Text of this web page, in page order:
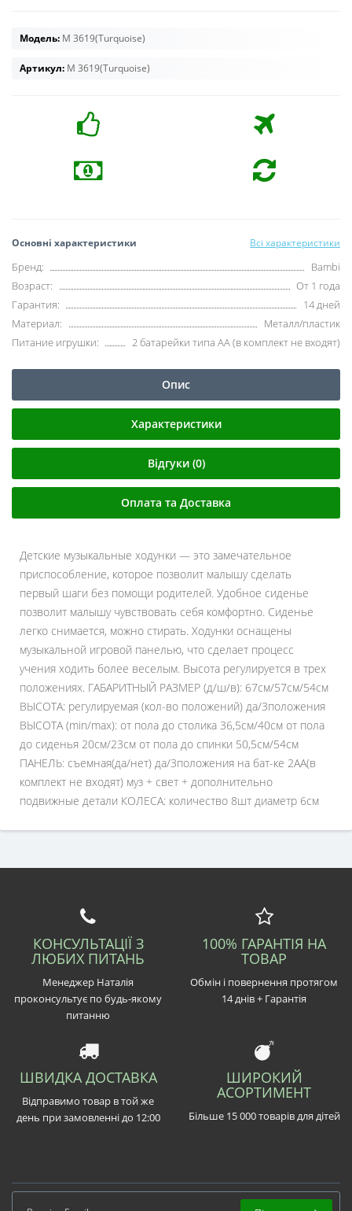
Модель: M 3619(Turquoise)
Артикул: M 3619(Turquoise)
Основні характеристики Всі характеристики
Бренд:
Bambi
Возраст:
От 1 года
Гарантия:
14 дней
Материал:
Металл/пластик
Питание игрушки:
2 батарейки типа АА (в комплект не входят)
Опис
Характеристики
Відгуки (0)
Оплата та Доставка
Детские музыкальные ходунки — это замечательное
приспособление, которое позволит малышу сделать
первый шаги без помощи родителей. Удобное сиденье
позволит малышу чувствовать себя комфортно. Сиденье
легко снимается, можно стирать. Ходунки оснащены
музыкальной игровой панелью, что сделает процесс
учения ходить более веселым. Высота регулируется в трех
положениях. ГАБАРИТНЫЙ РАЗМЕР (д/ш/в): 67см/57см/54см
ВЫСОТА: регулируемая (кол-во положений) да/3положения
ВЫСОТА (min/max): от пола до столика 36,5см/40см от пола
до сиденья 20см/23см от пола до спинки 50,5см/54см
ПАНЕЛЬ: съемная(да/нет) да/3положения на бат-ке 2АА(в
комплект не входят) муз + свет + дополнительно
подвижные детали КОЛЕСА: количество 8шт диаметр 6см
КОНСУЛЬТАЦІЇ З
ЛЮБИХ ПИТАНЬ
Менеджер Наталія
проконсультує по будь-якому
питанню
100% ГАРАНТІЯ НА
ТОВАР
Обмін і повернення протягом
14 днів + Гарантія
ШВИДКА ДОСТАВКА
Відправимо товар в той же
день при замовленні до 12:00
ШИРОКИЙ
АСОРТИМЕНТ
Більше 15 000 товарів для дітей